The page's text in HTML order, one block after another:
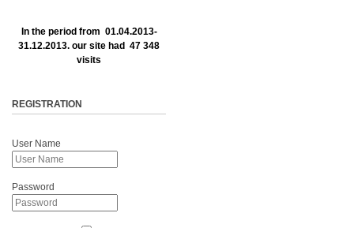
In the period from 01.04.2013-
31.12.2013. our site had 47 348
visits
REGISTRATION
User Name
Password